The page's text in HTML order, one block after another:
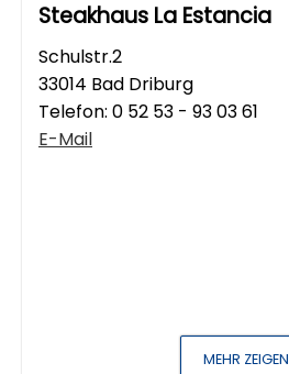
Steakhaus La Estancia
Schulstr.2
33014 Bad Driburg
Telefon: 0 52 53 - 93 03 61
E-Mail
MEHR ZEIGEN